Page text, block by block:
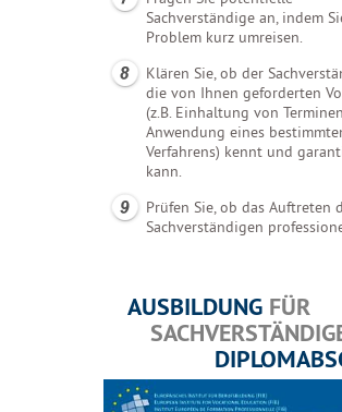
Sachverständige an, indem
Problem kurz umreisen.
Klären Sie, ob der
die von Ihnen geforderten
(z.B. Einhaltung von
Anwendung eines
Verfahrens) kennt und
kann.
Prüfen Sie, ob das Auftreten
Sachverständigen
AUSBILDUNG FÜR